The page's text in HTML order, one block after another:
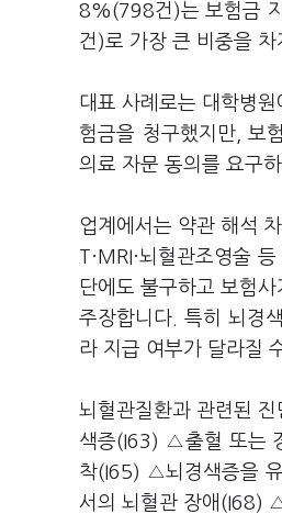
8%(798건)는 보험금
건)로 가장 큰 비중을 차
대표 사례로는 대학병
험금을 청구했지만, 보
의료 자문 동의를 요구
업계에서는 약관 해석
T·MRI·뇌혈관조영술
단에도 불구하고 보험
주장합니다. 특히 뇌경
라 지급 여부가 달라질
뇌혈관질환과 관련된
색증(I63) △출혈 또는
착(I65) △뇌경색증을
서의 뇌혈관 장애(I68)